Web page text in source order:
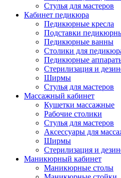
Стулья для мастеров
Кабинет педикюра
Педикюрные кресла
Подставки
Педикюрные ванны
Столики для
Педикюрные
Стерилизация и
Ширмы
Стулья для мастеров
Массажный кабинет
Кушетки массажные
Рабочие столики
Стулья для мастеров
Аксессуары для
Ширмы
Стерилизация и
Маникюрный кабинет
Маникюрные столы